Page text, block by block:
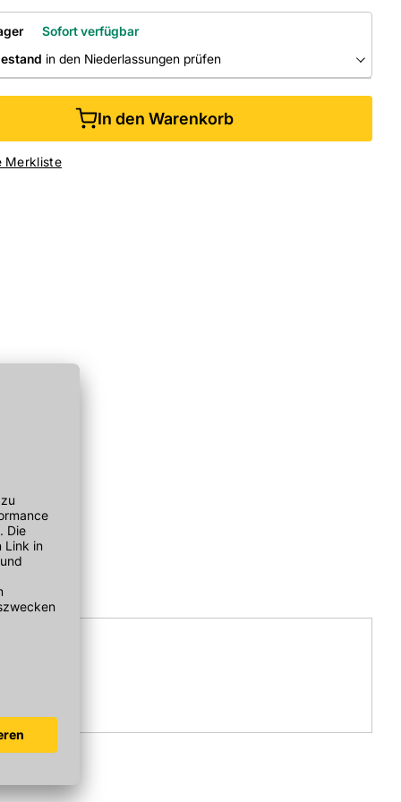
Sofort verfügbar
in den Niederlassungen prüfen
In den Warenkorb
Merkliste